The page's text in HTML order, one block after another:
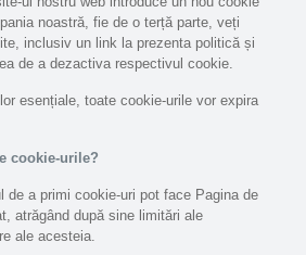
noastră, fie de o terță parte, veți
inclusiv un link la prezenta politică și
de a dezactiva respectivul cookie.
esențiale, toate cookie-urile vor expira
cookie-urile?
de a primi cookie-uri pot face Pagina de
atrăgând după sine limitări ale
ale acesteia.